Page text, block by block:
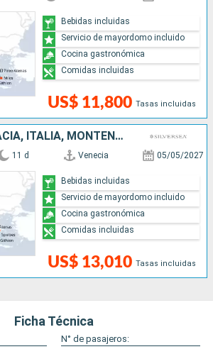
US$ 11,800 Tasas incluidas
Bebidas incluidas
Servicio de mayordomo incluido
Cocina gastronómica
Comidas incluidas
ESLOVENIA, CROACIA, ITALIA, MONTENEGRO, GRECIA
11 d Venecia 05/05/2027
US$ 13,010 Tasas incluidas
Bebidas incluidas
Servicio de mayordomo incluido
Cocina gastronómica
Comidas incluidas
Ficha Técnica
N° de pasajeros: